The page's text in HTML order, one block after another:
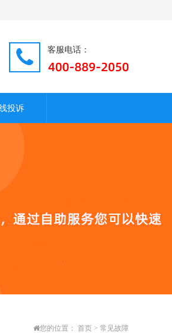
客服电话：
投诉
您的位置： 首页 > 常见故障